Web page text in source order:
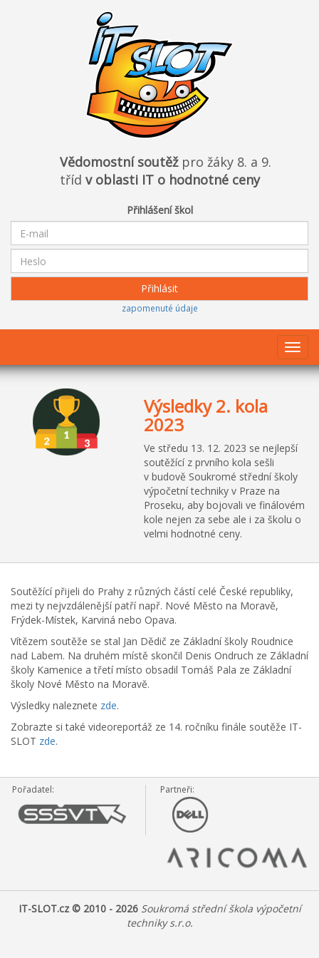
Vědomostní soutěžpro žáky 8. a 9.
tříd v oblasti IT o hodnotné ceny
Přihlášení škol
zapomenuté údaje
Výsledky 2. kola
2023
Ve středu 13. 12. 2023 se nejlepší
soutěžící z prvního kola sešli
v budově Soukromé střední školy
výpočetní techniky v Praze na
Proseku, aby bojovali ve finálovém
kole nejen za sebe ale i za školu o
velmi hodnotné ceny.
Soutěžící přijeli do Prahy z různých částí celé České republiky,
mezi ty nejvzdálenější patří např. Nové Město na Moravě,
Frýdek-Místek, Karviná nebo Opava.
Vítězem soutěže se stal Jan Dědič ze Základní školy Roudnice
nad Labem. Na druhém místě skončil Denis Ondruch ze Základní
školy Kamenice a třetí místo obsadil Tomáš Pala ze Základní
školy Nové Město na Moravě.
Výsledky naleznete zde.
Zobrazte si také videoreportáž ze 14. ročníku finále soutěže IT-
SLOT zde.
Pořadatel: Partneři:
IT-SLOT.cz © 2010 - 2026 Soukromá střední škola výpočetní
techniky s.r.o.